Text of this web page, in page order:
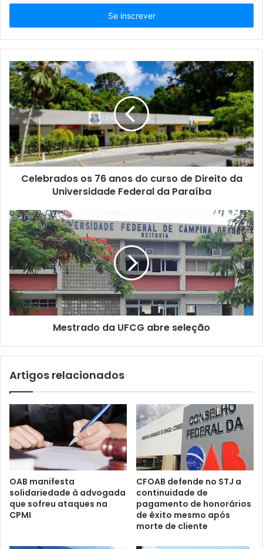
s
r
a
s
e
u
e
n
d
e
r
e
e
e
m
a
l
Celebrados os 76 anos do curso de Direito da
Universidade Federal da Paraíba
Mestrado da UFCG abre seleção
Artigos relacionados
OAB manifesta
solidariedade à advogada
que sofreu ataques na
CPMI
CFOAB defende no STJ a
continuidade de
pagamento de honorários
de êxito mesmo após
morte de cliente